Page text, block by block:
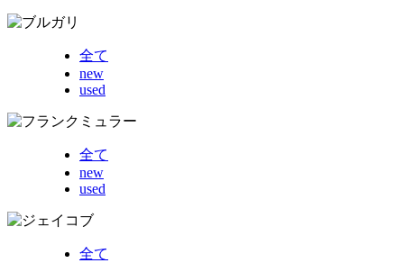
全て
new
used
全て
new
used
全て